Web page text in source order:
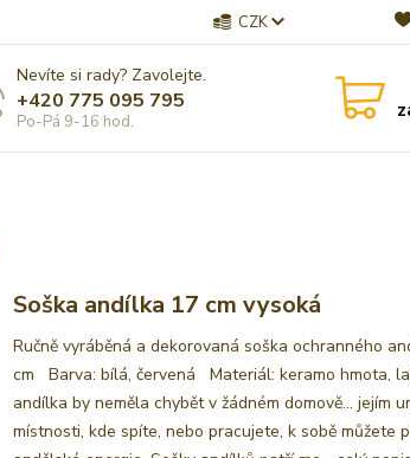
CZK
Nevíte si rady? Zavolejte.
+420 775 095 795
Po-Pá 9-16 hod.
Soška andílka 17 cm vysoká
Ručně vyráběná a dekorovaná soška ochranného
cm Barva: bílá, červená Materiál: keramo hmota,
andílka by neměla chybět v žádném domově... jejím
místnosti, kde spíte, nebo pracujete, k sobě můžete